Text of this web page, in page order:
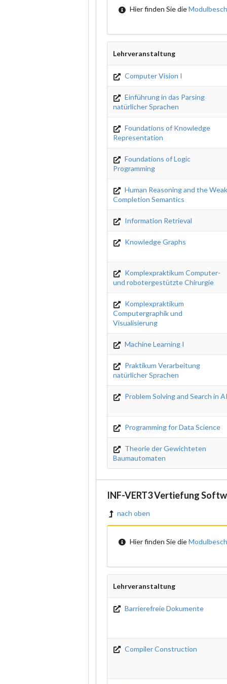
Hier finden Sie die
Lehrveranstaltung
Computer Vision I
Einführung in das Parsing
natürlicher Sprachen
Foundations of Knowledge
Representation
Foundations of Logic
Programming
Human Reasoning and the
Completion Semantics
Information Retrieval
Knowledge Graphs
Komplexpraktikum Computer-
und robotergestützte Chirurgie
Komplexpraktikum
Computergraphik und
Visualisierung
Machine Learning I
Praktikum Verarbeitung
natürlicher Sprachen
Problem Solving and Search in
Programming for Data Science
Theorie der Gewichteten
Baumautomaten
INF-VERT3 Vertiefung
nach oben
Hier finden Sie die
Lehrveranstaltung
Barrierefreie Dokumente
Compiler Construction